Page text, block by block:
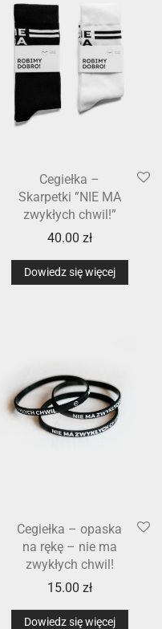
Cegiełka –
Skarpetki ”NIE MA
zwykłych chwil!”
40.00 zł
Dowiedz się więcej
Cegiełka – opaska
na rękę – nie ma
zwykłych chwil!
15.00 zł
Dowiedz się więcej